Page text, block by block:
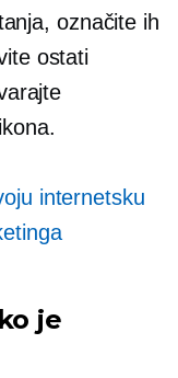
označite ih
ostati
internetsku
je